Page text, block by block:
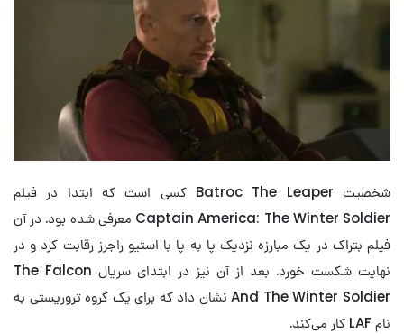
شخصیت Batroc The Leaper کسی است که ابتدا در فیلم
Captain America: The Winter Soldier معرفی شده بود. در آن
فیلم بتراک در یک مبارزه نزدیک پا به پا با استیو راجرز رقابت کرد و در
نهایت شکست خورد. بعد از آن نیز در ابتدای سریال The Falcon
And The Winter Soldier نشان داد که برای یک گروه تروریستی به
نام LAF کار می‌کند.